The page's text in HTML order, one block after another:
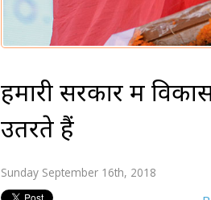
हमारी सरकार में
उतरते हैं
Sunday September 16th, 2018